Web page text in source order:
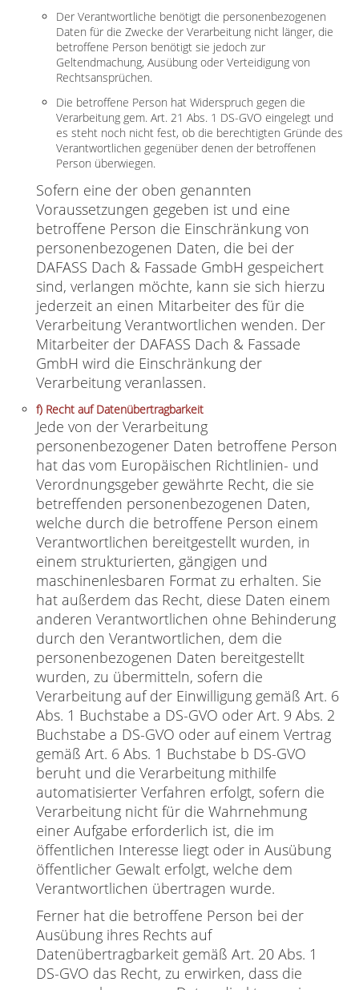
Der Verantwortliche benötigt die personenbezogenen
Daten für die Zwecke der Verarbeitung nicht länger, die
betroffene Person benötigt sie jedoch zur
Geltendmachung, Ausübung oder Verteidigung von
Rechtsansprüchen.
Die betroffene Person hat Widerspruch gegen die
Verarbeitung gem. Art. 21 Abs. 1 DS-GVO eingelegt und
es steht noch nicht fest, ob die berechtigten Gründe des
Verantwortlichen gegenüber denen der betroffenen
Person überwiegen.
Sofern eine der oben genannten
Voraussetzungen gegeben ist und eine
betroffene Person die Einschränkung von
personenbezogenen Daten, die bei der
DAFASS Dach & Fassade GmbH gespeichert
sind, verlangen möchte, kann sie sich hierzu
jederzeit an einen Mitarbeiter des für die
Verarbeitung Verantwortlichen wenden. Der
Mitarbeiter der DAFASS Dach & Fassade
GmbH wird die Einschränkung der
Verarbeitung veranlassen.
f) Recht auf Datenübertragbarkeit
Jede von der Verarbeitung
personenbezogener Daten betroffene Person
hat das vom Europäischen Richtlinien- und
Verordnungsgeber gewährte Recht, die sie
betreffenden personenbezogenen Daten,
welche durch die betroffene Person einem
Verantwortlichen bereitgestellt wurden, in
einem strukturierten, gängigen und
maschinenlesbaren Format zu erhalten. Sie
hat außerdem das Recht, diese Daten einem
anderen Verantwortlichen ohne Behinderung
durch den Verantwortlichen, dem die
personenbezogenen Daten bereitgestellt
wurden, zu übermitteln, sofern die
Verarbeitung auf der Einwilligung gemäß Art. 6
Abs. 1 Buchstabe a DS-GVO oder Art. 9 Abs. 2
Buchstabe a DS-GVO oder auf einem Vertrag
gemäß Art. 6 Abs. 1 Buchstabe b DS-GVO
beruht und die Verarbeitung mithilfe
automatisierter Verfahren erfolgt, sofern die
Verarbeitung nicht für die Wahrnehmung
einer Aufgabe erforderlich ist, die im
öffentlichen Interesse liegt oder in Ausübung
öffentlicher Gewalt erfolgt, welche dem
Verantwortlichen übertragen wurde.
Ferner hat die betroffene Person bei der
Ausübung ihres Rechts auf
Datenübertragbarkeit gemäß Art. 20 Abs. 1
DS-GVO das Recht, zu erwirken, dass die